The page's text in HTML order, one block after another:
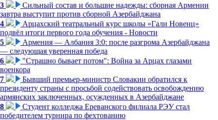
3
Сильный состав и большие надежды: сборная Армении
завтра выступит против сборной Азербайджана
4
Арцахский театральный курс школы «Гали Новенц»
подвёл итоги первого года обучения - Новости
5
Армения — Албания 3:0: после разгрома Азербайджана
— следующая уверенная победа
6
"Страшно бывает потом": Война за Арцах глазами
военкора
7
Бывший премьер-министр Словакии обратился к
президенту страны с просьбой содействовать освобождению
армянских заключенных, осужденных в Азербайджане
8
Студент колледжа Ереванского филиала РЭУ стал
победителем турнира по фехтованию